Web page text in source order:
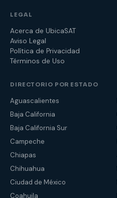
LEGAL
Acerca de UbicaSAT
Aviso Legal
Política de Privacidad
Términos de Uso
DIRECTORIO POR ESTADO
Aguascalientes
Baja California
Baja California Sur
Campeche
Chiapas
Chihuahua
Ciudad de México
Coahuila